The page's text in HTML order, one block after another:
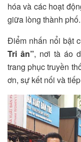
hóa và các hoạt
giữa lòng thành phố.
Điểm nhấn nổi bật
Tri ân”, nơi tà áo
trang phục truyền
ơn, sự kết nối và